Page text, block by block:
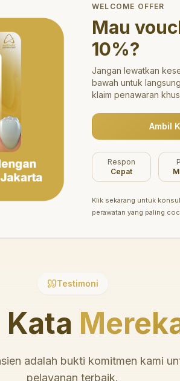
ada promo tersedia saat ini.
Testimoni
adalah bukti komitmen kami
pelayanan terbaik.
WELCOME OFFER
Mau
10%?
Jangan lewatkan
bawah untuk
klaim penawaran
Ambil
Respon
Cepat
Klik sekarang untuk
perawatan yang paling